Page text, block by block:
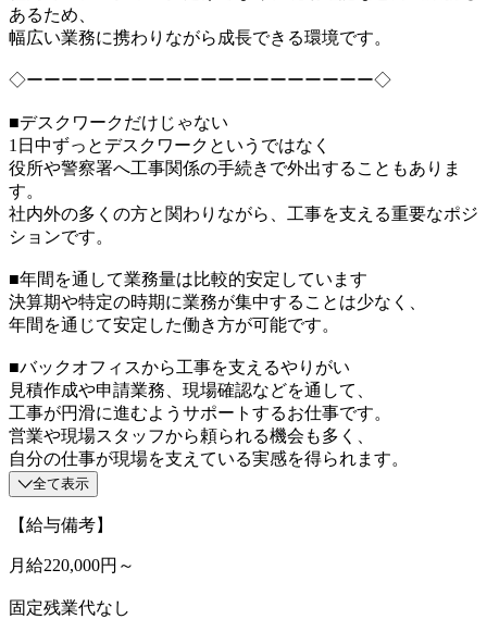
あるため、
幅広い業務に携わりながら成長できる環境です。
◇ーーーーーーーーーーーーーーーーーーーー◇
■デスクワークだけじゃない
1日中ずっとデスクワークというではなく
役所や警察署へ工事関係の手続きで外出することもありま
す。
社内外の多くの方と関わりながら、工事を支える重要なポジ
ションです。
■年間を通して業務量は比較的安定しています
決算期や特定の時期に業務が集中することは少なく、
年間を通じて安定した働き方が可能です。
■バックオフィスから工事を支えるやりがい
見積作成や申請業務、現場確認などを通して、
工事が円滑に進むようサポートするお仕事です。
営業や現場スタッフから頼られる機会も多く、
自分の仕事が現場を支えている実感を得られます。
全て表示
【給与備考】
月給220,000円～
固定残業代なし